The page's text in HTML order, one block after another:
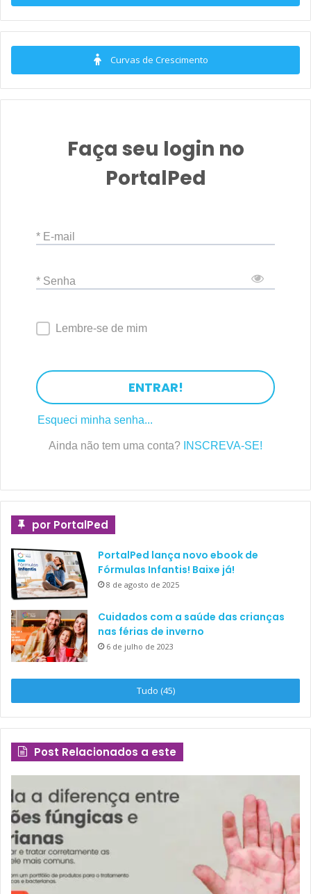
Curvas de Crescimento
Faça seu login no
PortalPed
* E-mail
* Senha
Lembre-se de mim
ENTRAR!
Esqueci minha senha...
Ainda não tem uma conta? INSCREVA-SE!
por PortalPed
PortalPed lança novo ebook de
Fórmulas Infantis! Baixe já!
8 de agosto de 2025
Cuidados com a saúde das crianças
nas férias de inverno
6 de julho de 2023
Tudo (45)
Post Relacionados a este